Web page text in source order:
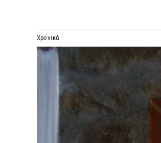
Χρονικά
Προβολή
εικόνας